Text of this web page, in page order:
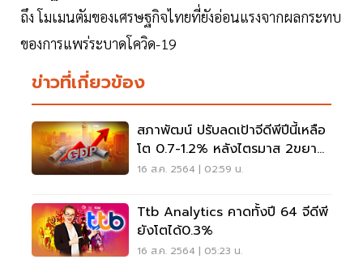
ถึง โมเมนตัมของเศรษฐกิจไทยที่ยังอ่อนแรงจากผลกระทบ
ของการแพร่ระบาดโควิด-19
ข่าวที่เกี่ยวข้อง
สภาพัฒน์ ปรับลดเป้าจีดีพีปีนี้เหลือ
โต 0.7-1.2% หลังไตรมาส 2ขยาย
ตัว 7.5%
16 ส.ค. 2564 | 02:59 น.
Ttb Analytics คาดทั้งปี 64 จีดีพี
ยังโตได้0.3%
16 ส.ค. 2564 | 05:23 น.